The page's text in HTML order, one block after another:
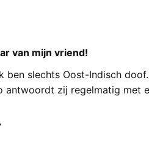
van mijn vriend!
ben slechts Oost-Indisch
zij regelmatig met